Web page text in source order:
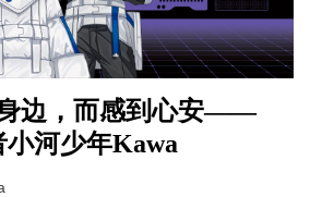
边，而感到心安——
小河少年Kawa